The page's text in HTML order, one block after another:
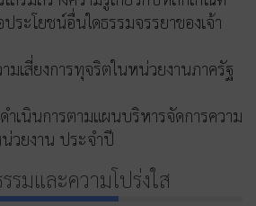
ะโยชน์อื่นใดธรรมจรรยาของเจ้า
มเสี่ยงการทุจริตในหน่วยงานภาครัฐ
ำเนินการตามแผนบริหารจัดการความ
วยงาน ประจำปี
รมและความโปร่งใส